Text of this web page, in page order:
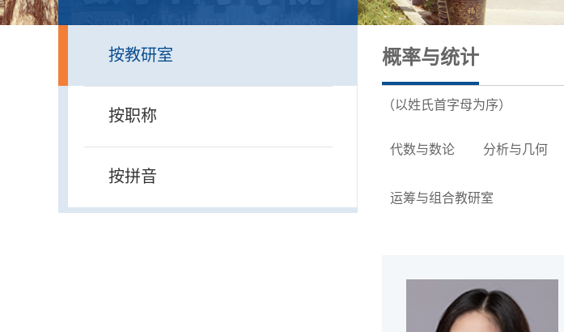
按教研室
按职称
按拼音
概率与统计
（以姓氏首字母为序）
代数与数论 分析与几何
运筹与组合教研室